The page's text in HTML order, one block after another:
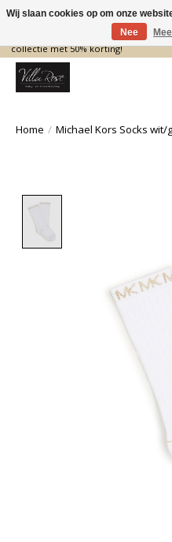
De nieuwe collectie komt eraan…
collectie met 50% korting!
Home / Michael Kors Socks wit/
Wij slaan cookies op om onze
Nee